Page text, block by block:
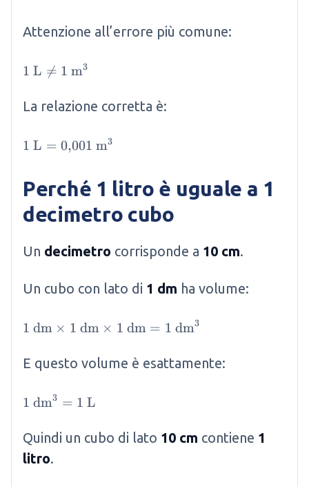
Attenzione all’errore più comune:
1 \mathrm{~L} \neq 1 \mathrm{~m}^3
1 L 
= 1 m3
La relazione corretta è:
1 \mathrm{~L} = 0{,}001 \mathrm{~m}^3
1 L = 0,001 m3
Perché 1 litro è uguale a 1
decimetro cubo
Un decimetro corrisponde a 10 cm.
Un cubo con lato di 1 dm ha volume:
1 \mathrm{~dm} \times 1 \mathrm{~dm}
1 dm × 1 dm × 1 dm = 1 dm3
E questo volume è esattamente:
1 \mathrm{~dm}^3 = 1 \mathrm{~L}
1 dm3 = 1 L
Quindi un cubo di lato 10 cm contiene 1
litro.